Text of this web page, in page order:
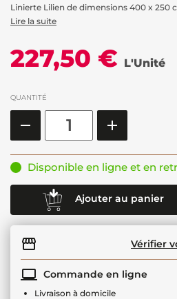
Linierte Lilien de dimensions 400 x 250
Lire la suite
227,50 € L'Unité
QUANTITÉ
Disponible en ligne et en
Ajouter au panier
Vérifier
Commande en ligne
Livraison à domicile